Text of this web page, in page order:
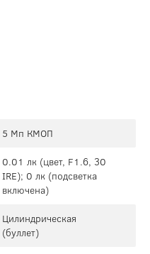
5 Мп КМОП
0.01 лк (цвет, F1.6, 30
IRE); 0 лк (подсветка
включена)
Цилиндрическая
(буллет)